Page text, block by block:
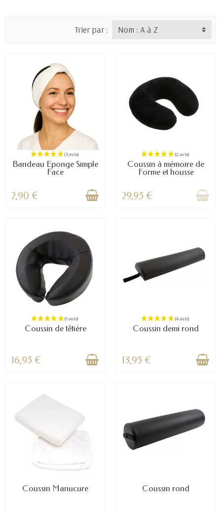
Trier par :
Bandeau Eponge Simple
Face
2,90 €
Coussin à mémoire de
Forme et housse
29,95 €
Coussin de têtière
16,95 €
Coussin demi rond
13,95 €
Coussin Manucure Coussin rond